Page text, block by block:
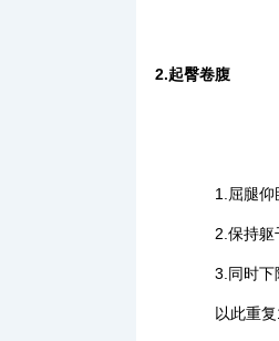
2.起臀卷腹
1.屈腿仰卧
2.保持躯干
3.同时下
以此重复